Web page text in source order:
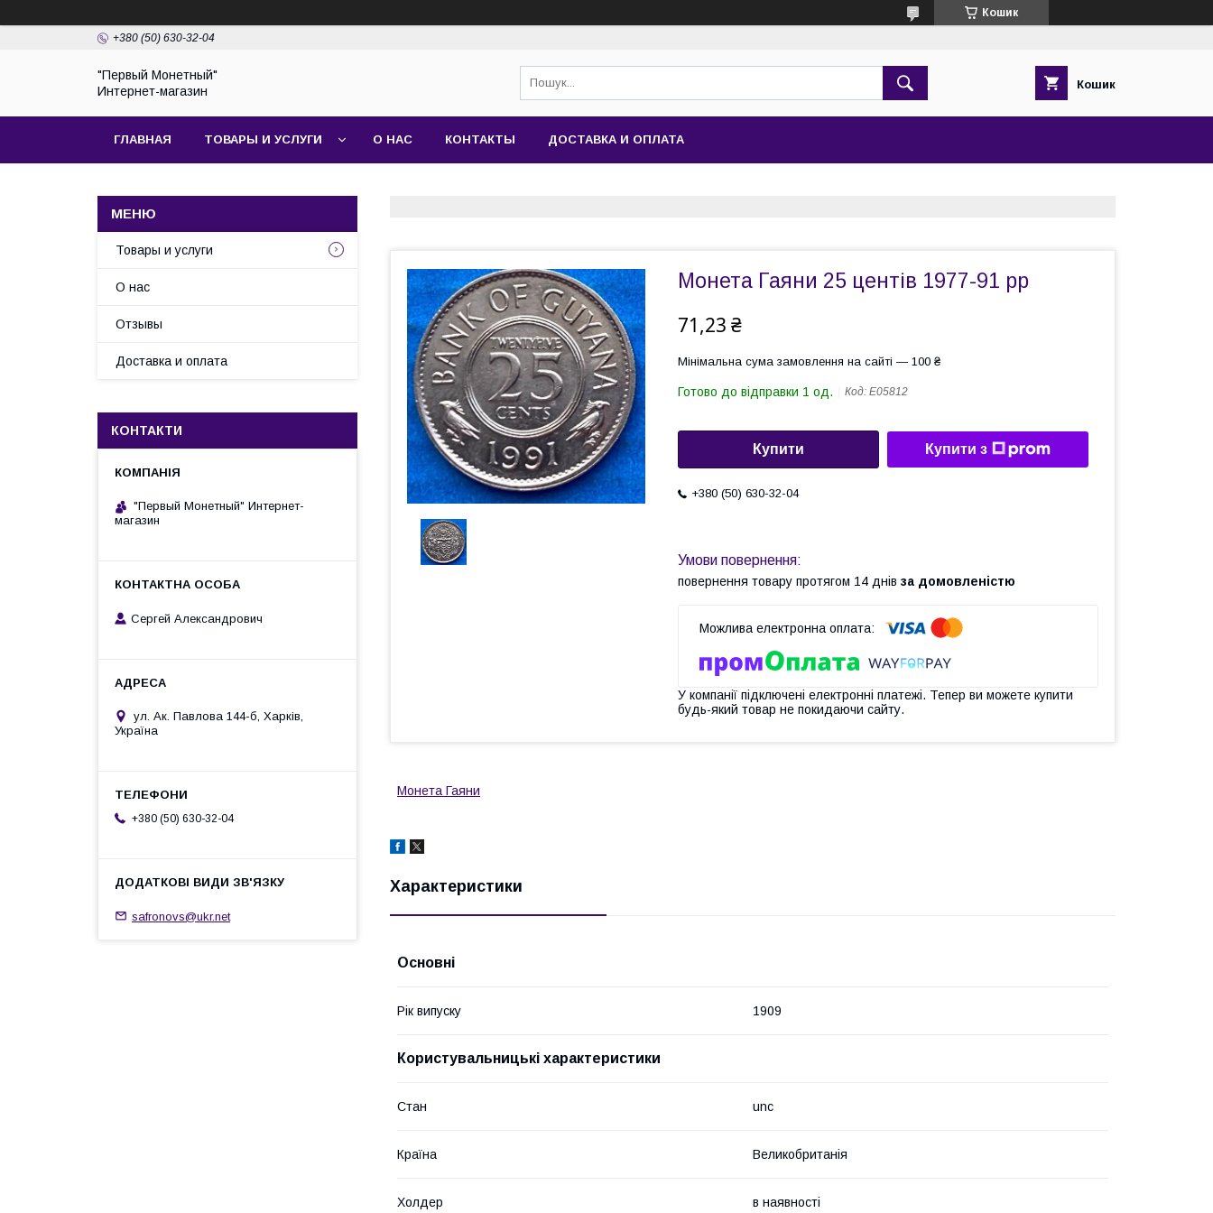
Кошик
+380 (50) 630-32-04
"Первый Монетный"
Интернет-магазин
Кошик
ГЛАВНАЯ ТОВАРЫ И УСЛУГИ О НАС КОНТАКТЫ ДОСТАВКА И ОПЛАТА
Монета Гаяни 25 центів 1977-91 рр
71,23 ₴
Мінімальна сума замовлення на сайті — 100 ₴
Готово до відправки 1 од. Код: Е05812
Купити Купити з
+380 (50) 630-32-04
повернення товару протягом 14 днів за домовленістю
У компанії підключені електронні платежі. Тепер ви можете купити
будь-який товар не покидаючи сайту.
Монета Гаяни
Характеристики
Основні
Рік випуску 1909
Користувальницькі характеристики
Стан unc
Країна Великобританія
Холдер в наявності
Товары и услуги
О нас
Отзывы
Доставка и оплата
КОНТАКТИ
"Первый Монетный" Интернет-
магазин
Сергей Александрович
ул. Ак. Павлова 144-б, Харків,
Україна
+380 (50) 630-32-04
safronovs@ukr.net